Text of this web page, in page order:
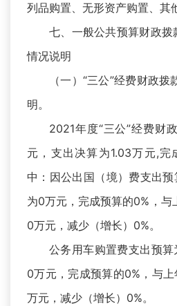
列品购置、无形资产购置、其
七、一般公共预算财政拨
情况说明
（一）“三公”经费财政
明。
2021年度“三公”经费财
元，支出决算为1.03万元,完
中：因公出国（境）费支出
为0万元，完成预算的0%，与
0万元，减少（增长）0%。
公务用车购置费支出预
0万元，完成预算的0%，与
万元，减少（增长）0%。